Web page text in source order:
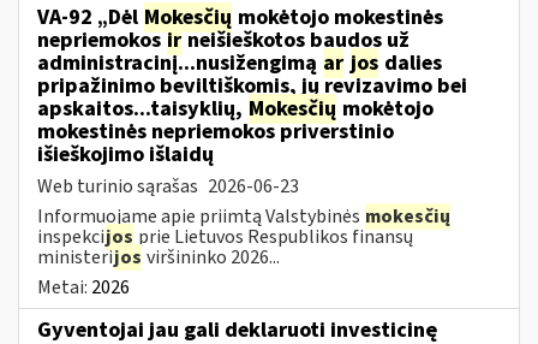
VA-92 „Dėl Mokesčių mokėtojo mokestinės
nepriemokosirneišieškotos baudos už
administracinį...nusižengimą ar jos dalies
pripažinimo beviltiškomis, jų revizavimo bei
apskaitos...taisyklių, Mokesčių mokėtojo
mokestinės nepriemokos priverstinio
išieškojimo išlaidų
Web turinio sąrašas 2026-06-23
Informuojame apie priimtą Valstybinės mokesčių
inspekcijos prie Lietuvos Respublikos finansų
ministerijos viršininko 2026...
Metai: 2026
Gyventojai jau gali deklaruoti investicinę